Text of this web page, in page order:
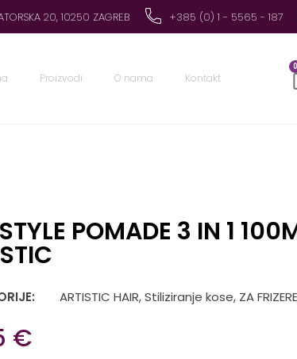
20, 10250 ZAGREB +385 (0) 1 - 5565 - 187
Proizvodi O nama Kontakt
0
POMADE 3 IN 1
ARTISTIC HAIR,Stiliziranje kose, ZA FRIZERE
€